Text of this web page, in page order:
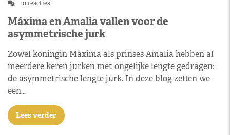
10 reacties
Máxima en Amalia vallen voor de
asymmetrische jurk
Zowel koningin Máxima als prinses Amalia hebben al
meerdere keren jurken met ongelijke lengte gedragen:
de asymmetrische lengte jurk. In deze blog zetten we
een…
Lees verder